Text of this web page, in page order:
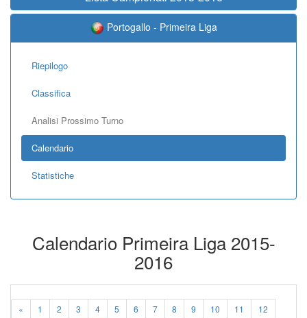
Portogallo - Primeira Liga
Riepilogo
Classifica
Analisi Prossimo Turno
Calendario
Statistiche
Calendario Primeira Liga 2015-
2016
« 1 2 3 4 5 6 7 8 9 10 11
12